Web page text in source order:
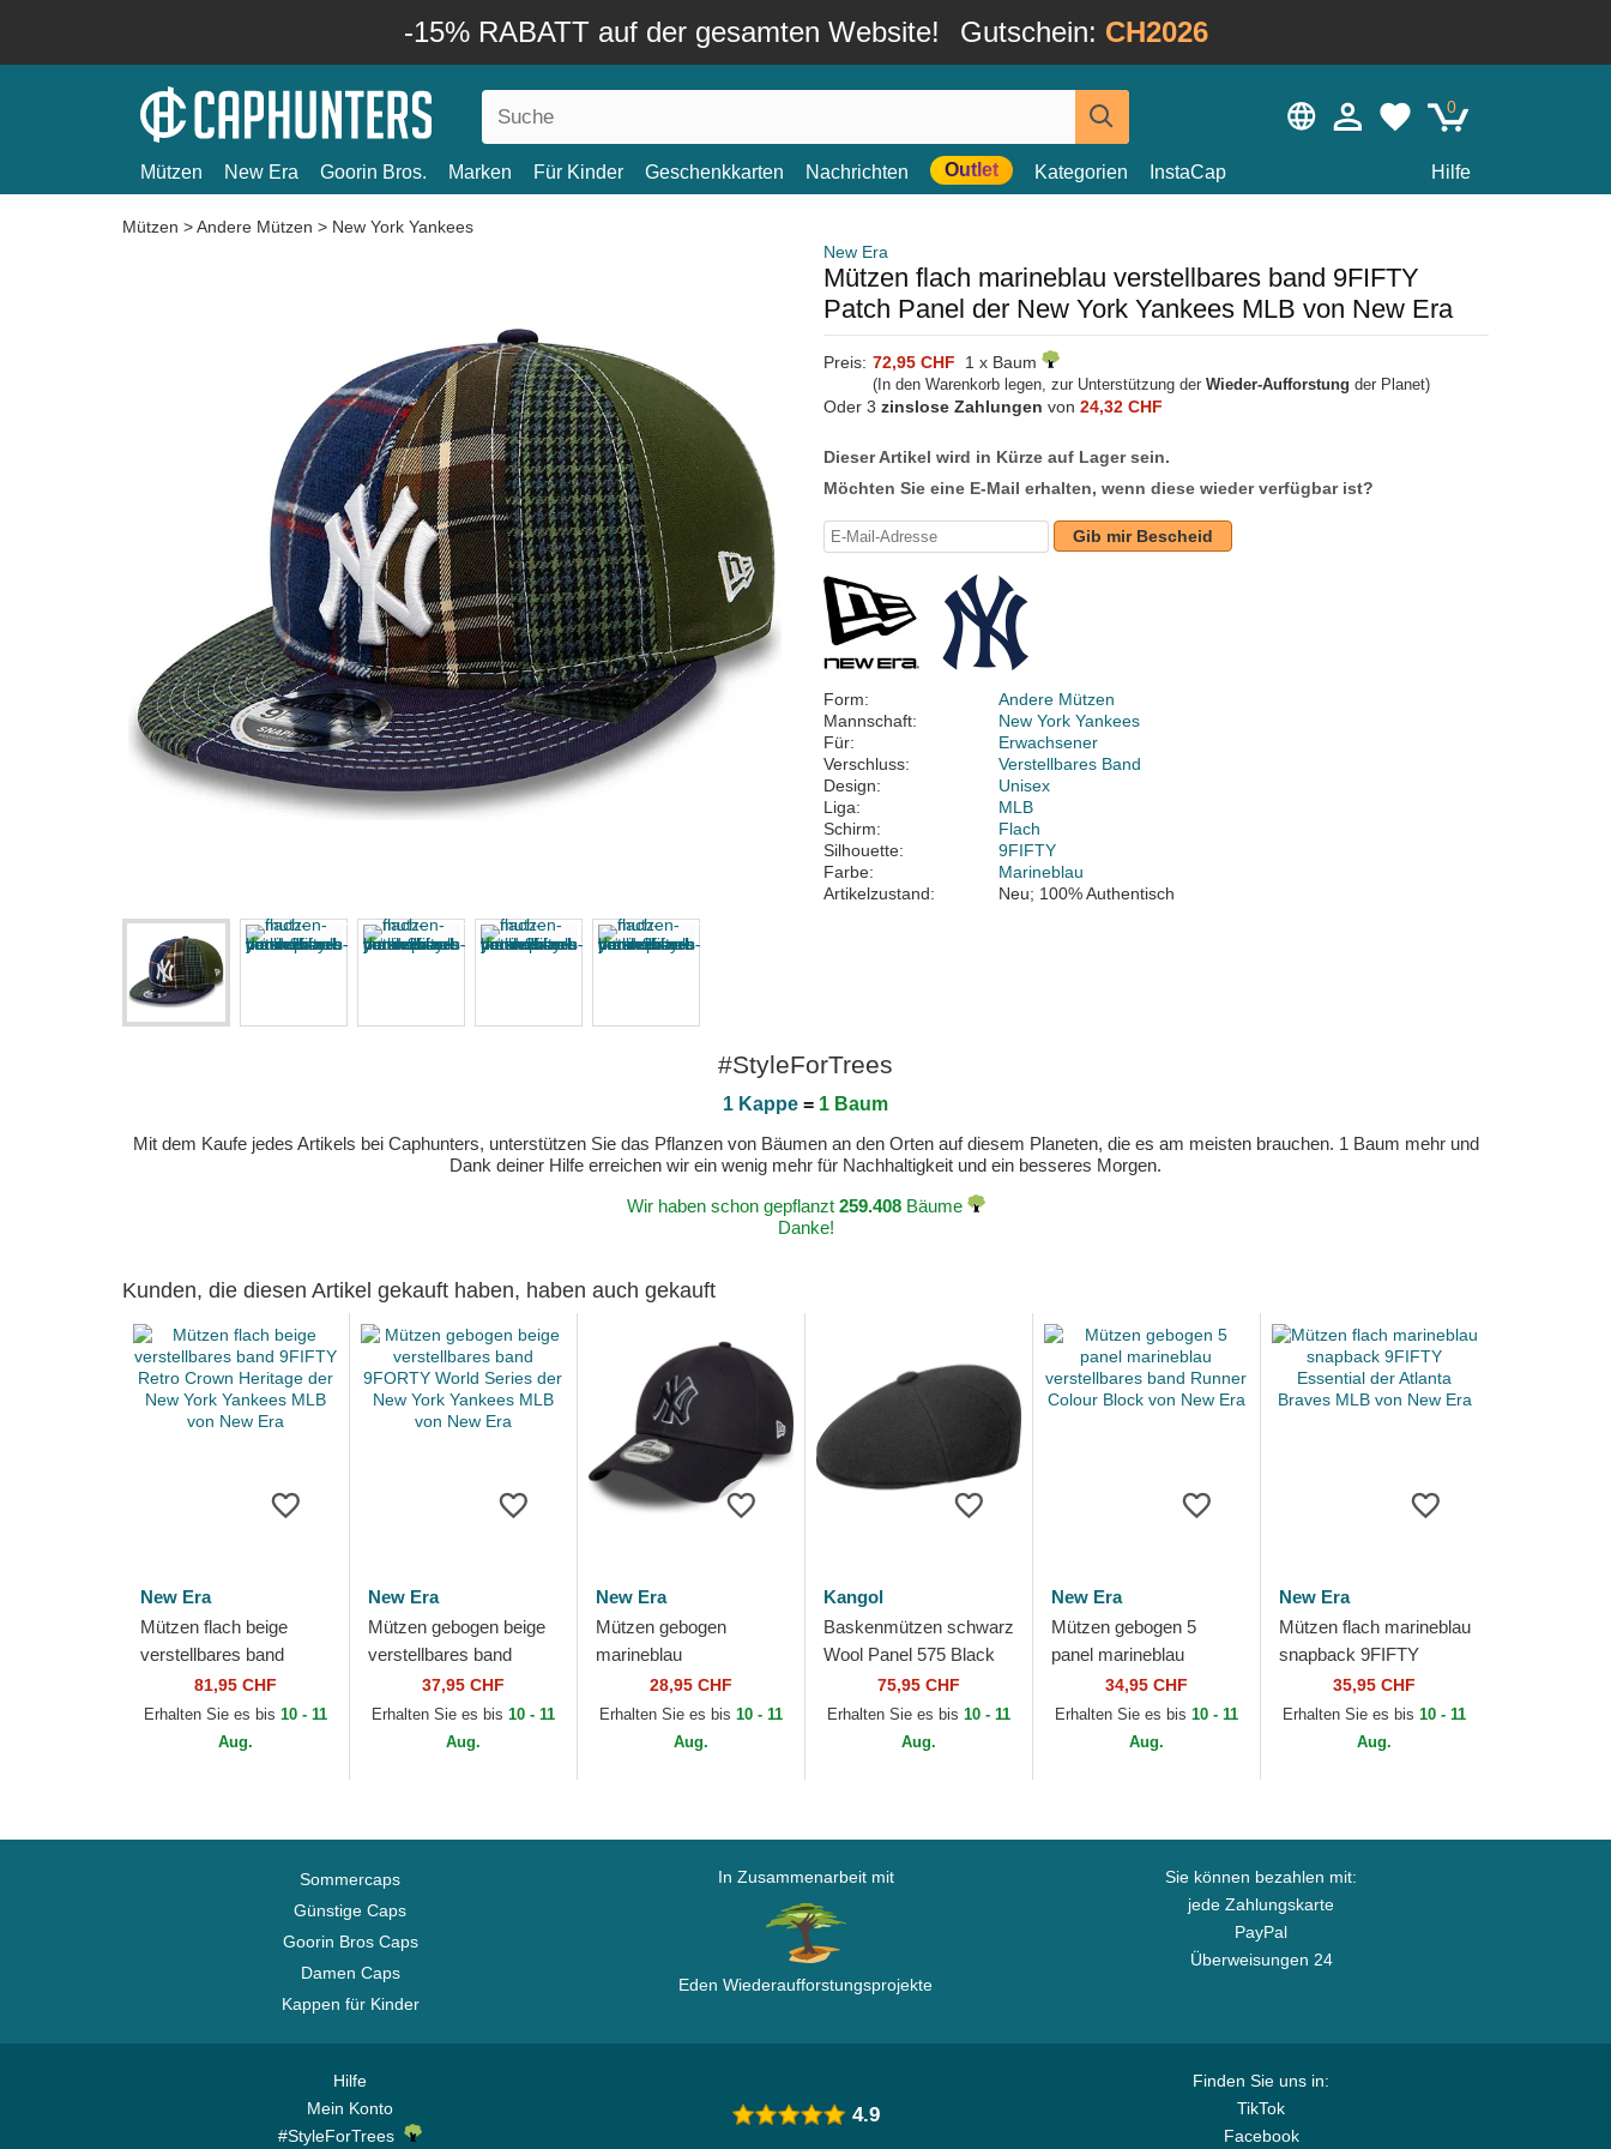
-15% RABATT auf der gesamten Website! Gutschein: CH2026
0
Mützen New Era Goorin Bros. Marken Für Kinder Geschenkkarten Nachrichten Outlet Kategorien InstaCap Hilfe
Mützen >Andere Mützen > New York Yankees
New Era
Mützen flach marineblau verstellbares band 9FIFTY
Patch Panel der New York Yankees MLB von New Era
Preis: 72,95 CHF 1 x Baum
(In den Warenkorb legen, zur Unterstützung der Wieder-Aufforstung der Planet)
Oder 3 zinslose Zahlungen von 24,32 CHF
Dieser Artikel wird in Kürze auf Lager sein.
Möchten Sie eine E-Mail erhalten, wenn diese wieder verfügbar ist?
Gib mir Bescheid
Form:
Andere Mützen
Mannschaft:
New York Yankees
Für:
Erwachsener
Verschluss:
Verstellbares Band
Design:
Unisex
Liga:
MLB
Schirm:
Flach
Silhouette:
9FIFTY
Farbe:
Marineblau
Artikelzustand:
Neu; 100% Authentisch
#StyleForTrees
1 Kappe = 1 Baum
Mit dem Kaufe jedes Artikels bei Caphunters, unterstützen Sie das Pflanzen von Bäumen an den Orten auf diesem Planeten, die es am meisten brauchen. 1 Baum mehr und
Dank deiner Hilfe erreichen wir ein wenig mehr für Nachhaltigkeit und ein besseres Morgen.
Wir haben schon gepflanzt 259.408Bäume
Danke!
Kunden, die diesen Artikel gekauft haben, haben auch gekauft
New Era
Mützen flach beige
verstellbares band
9FIFTY Retro Crown
Heritage der New York
Yankees MLB von...
81,95 CHF
Erhalten Sie es bis 10 - 11
Aug.
New Era
Mützen gebogen beige
verstellbares band
9FORTY World Series
der New York Yankees
MLB von New Era
37,95 CHF
Erhalten Sie es bis 10 - 11
Aug.
New Era
Mützen gebogen
marineblau
verstellbares band
9FORTY Outline der
New York Yankees
28,95 CHF
Erhalten Sie es bis 10 - 11
Aug.
Kangol
Baskenmützen schwarz
Wool Panel 575 Black
von Kangol75,95 CHF
Erhalten Sie es bis 10 - 11
Aug.
New Era
Mützen gebogen 5
panel marineblau
verstellbares band
Runner Colour Block
von New Era
34,95 CHF
Erhalten Sie es bis 10 - 11
Aug.
New Era
Mützen flach marineblau
snapback 9FIFTY
Essential der Atlanta
Braves MLB von New
35,95 CHF
Erhalten Sie es bis10 - 11
Aug.
Sommercaps
Günstige Caps
Goorin Bros Caps
Damen Caps
Kappen für Kinder
In Zusammenarbeit mit
Eden Wiederaufforstungsprojekte
Sie können bezahlen mit:
jede Zahlungskarte
PayPal
Überweisungen 24
Hilfe
Mein Konto
#StyleForTrees
Finden Sie uns in:
TikTok
Facebook
4.9